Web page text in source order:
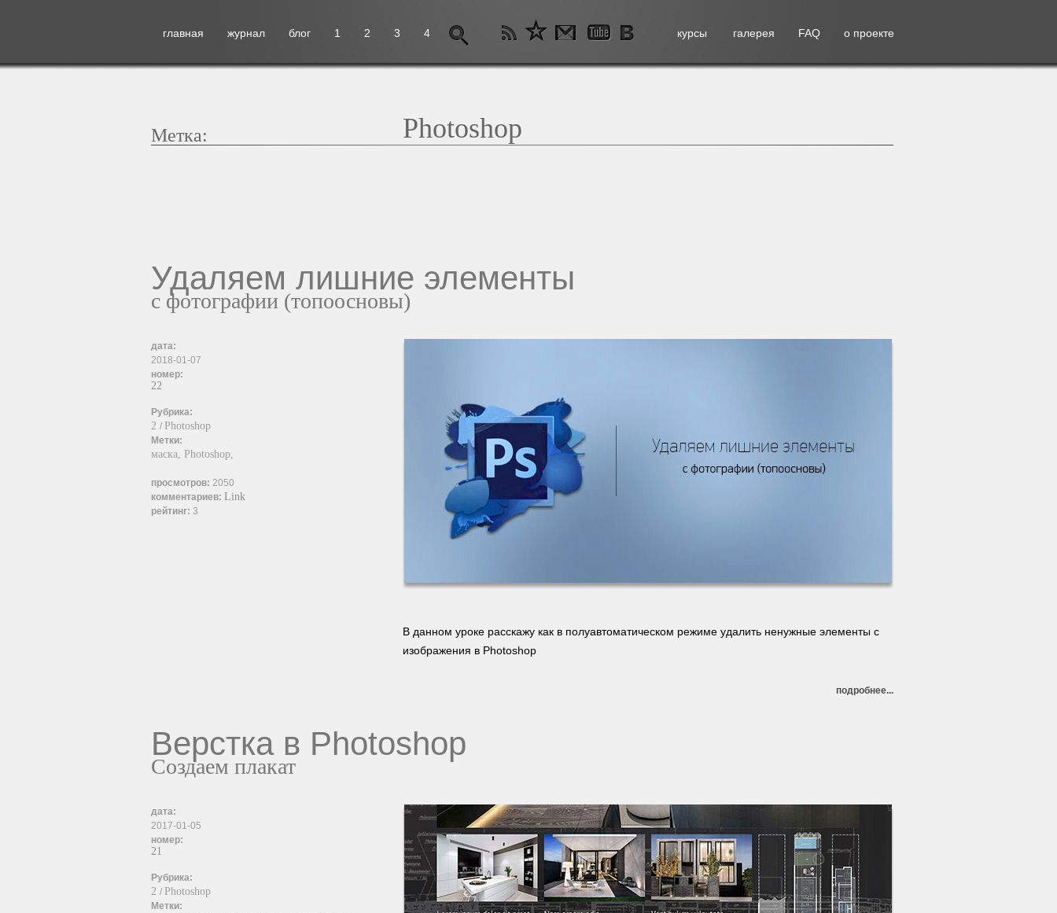
главная журнал блог 1 2 3 4 о проекте
FAQ
курсы галерея
Метка: Photoshop
Удаляем лишние элементы
с фотографии (топоосновы)
дата:
2018-01-07
номер:
22
Рубрика:
2 / Photoshop
Метки:
маска, Photoshop,
просмотров: 2050
комментариев: Link
рейтинг: 3
В данном уроке расскажу как в полуавтоматическом режиме удалить ненужные элементы с
изображения в Photoshop
подробнее...
Верстка в Photoshop
Создаем плакат
дата:
2017-01-05
номер:
21
Рубрика:
2 / Photoshop
Метки: